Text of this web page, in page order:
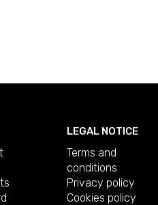
LEGAL NOTICE
Terms and
conditions
Privacy policy
Cookies policy